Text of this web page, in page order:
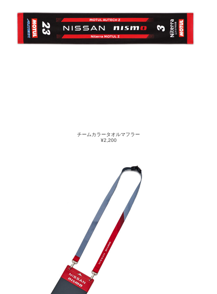
チームカラータオルマフラー
¥2,200